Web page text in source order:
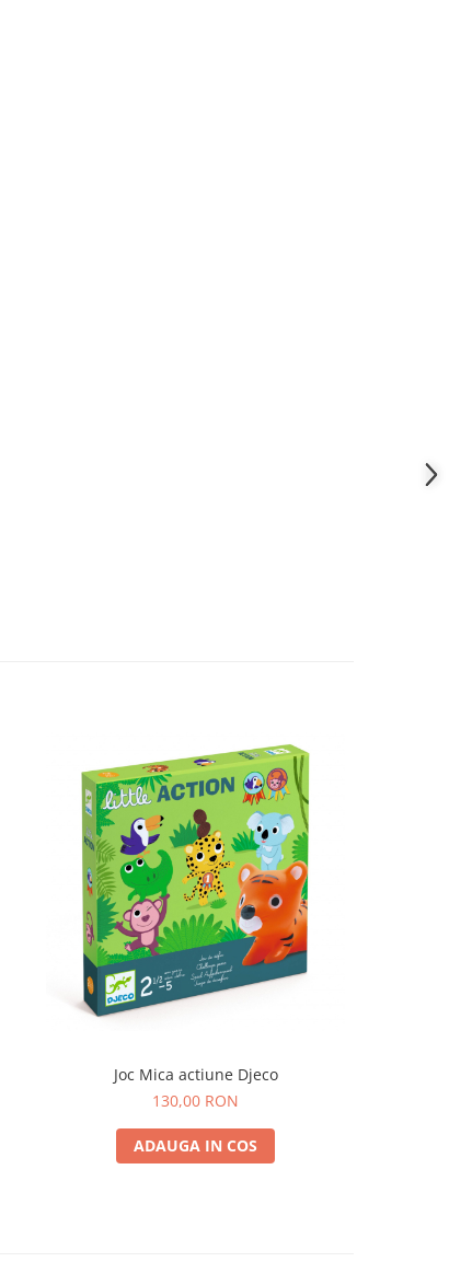
Joc Mica actiune Djeco
130,00 RON
ADAUGA IN COS